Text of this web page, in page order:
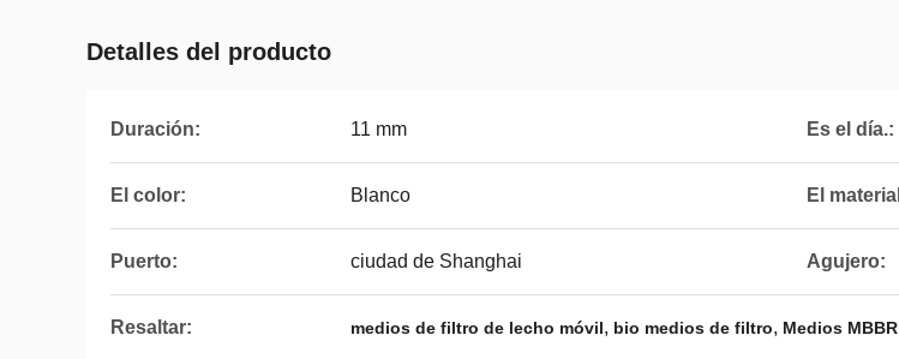
Detalles del producto
Duración: 11 mm Es el día.:
El color: Blanco El
Puerto: ciudad de Shanghai Agujero:
Resaltar: medios de filtro de lecho móvil, bio medios de filtro, Medios